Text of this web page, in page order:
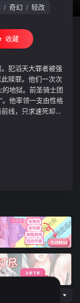
/ 奇幻 / 轻改
收藏
犯滔天大罪者被强
赎罪。他们一次次
地狱。前圣骑士团
他率领一支由性格
线，只求速死却不
来称赞我、抚摸
阴谋漩涡——女神相
！